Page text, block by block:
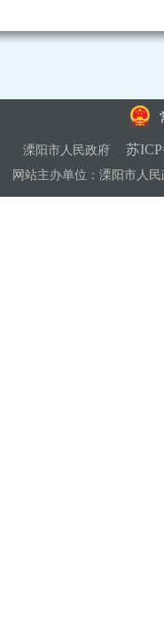
溧阳市人民政府 苏
网站主办单位：溧阳市人